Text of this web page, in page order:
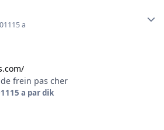
15 a
frein pas cher
15 a par dik